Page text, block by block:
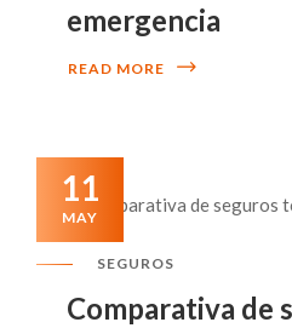
emergencia
READ MORE
11
MAY
SEGUROS
Comparativa de